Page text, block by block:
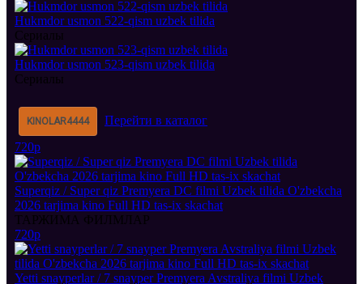
Hukmdor usmon 522-qism uzbek tilida
Сериалы
Hukmdor usmon 523-qism uzbek tilida
Сериалы
KINOLAR4444
Перейти в каталог
720p
Superqiz / Super qiz Premyera DC filmi Uzbek tilida O'zbekcha
2026 tarjima kino Full HD tas-ix skachat
ТАРЖИМА ФИЛМЛАР
720p
Yetti snayperlar / 7 snayper Premyera Avstraliya filmi Uzbek